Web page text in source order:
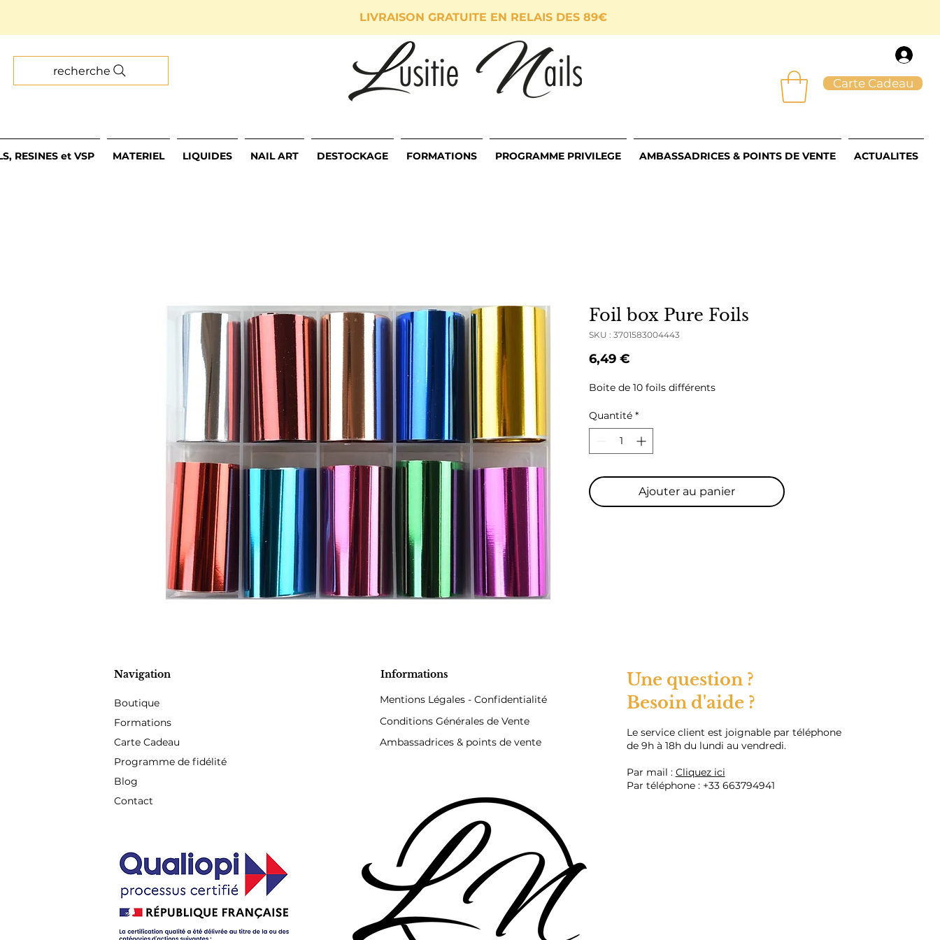
LIVRAISON GRATUITE EN RELAIS DES 89€
recherche
Carte Cadeau
RESINES et VSP MATERIEL LIQUIDES NAIL ART DESTOCKAGE FORMATIONS PROGRAMME PRIVILEGE AMBASSADRICES & POINTS DE VENTE ACTUALITES
Foil box Pure Foils
SKU : 3701583004443
6,49 €
Boite de 10 foils différents
Quantité *
Ajouter au panier
Navigation
Boutique
Formations
Carte Cadeau
Programme de fidélité
Blog
Contact
Informations
Mentions Légales - Confidentialité
Conditions Générales de Vente
Ambassadrices & points de vente
Une question ?
Besoin d'aide ?
​Le service client est joignable par téléphone
de 9h à 18h du lundi au vendredi.
Par mail : Cliquez ici
Par téléphone : +33 663794941